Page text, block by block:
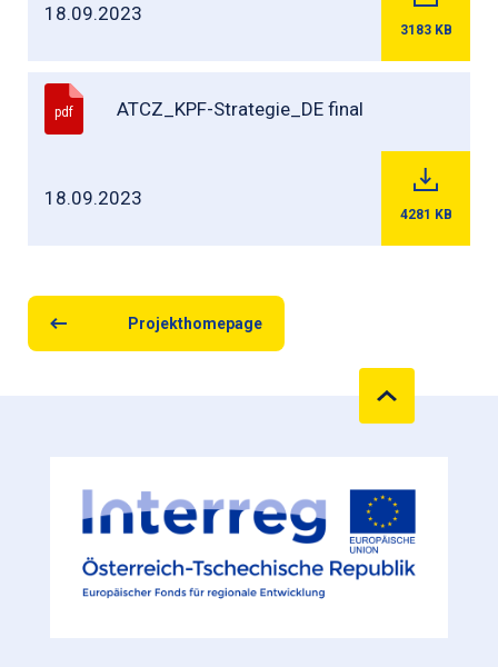
18.09.2023
3183 KB
pdf ATCZ_KPF-Strategie_DE final
18.09.2023
4281 KB
Projekthomepage